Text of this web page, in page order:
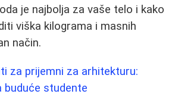
je najbolja za vaše telo i kako
viška kilograma i masnih
način.
za prijemni za arhitekturu:
buduće studente